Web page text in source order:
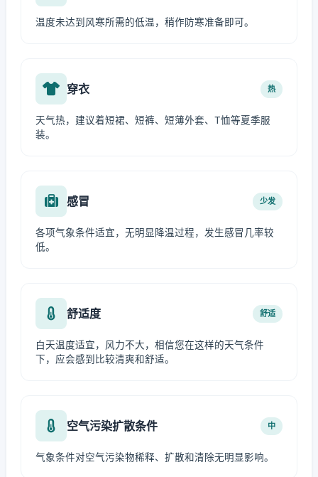
温度未达到风寒所需的低温，稍作防寒准备即可。
穿衣 热
天气热，建议着短裙、短裤、短薄外套、T恤等夏季服
装。
感冒 少发
各项气象条件适宜，无明显降温过程，发生感冒几率较
低。
舒适度 舒适
白天温度适宜，风力不大，相信您在这样的天气条件
下，应会感到比较清爽和舒适。
空气污染扩散条件 中
气象条件对空气污染物稀释、扩散和清除无明显影响。